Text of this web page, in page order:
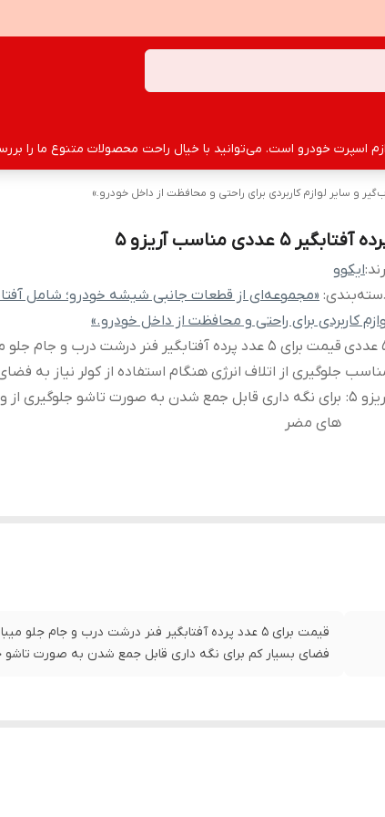
خودرو است. می‌توانید با خیال راحت محصولات متنوع ما را
و سایر لوازم کاربردی برای راحتی و محافظت از داخل خودرو.»
آفتابگیر 5 عددی مناسب آریزو 5
ایکوو
: «مجموعه‌ای از قطعات جانبی شیشه خودرو؛ شامل
کاربردی برای راحتی و محافظت از داخل خودرو.»
5 عددی
5
:
قیمت برای 5 عدد پرده آفتابگیر فنر درشت درب و جام
جلوگیری از اتلاف انرژی هنگام استفاده از کولر نیاز به
برای نگه داری قابل جمع شدن به صورت تاشو جلوگیری از
های مضر
قیمت برای 5 عدد پرده آفتابگیر فنر درشت درب و جام
فضای بسیار کم برای نگه داری قابل جمع شدن به صورت تاشو